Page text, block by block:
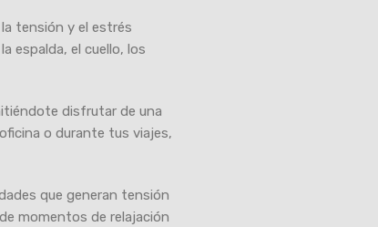
tensión y el estrés
espalda, el cuello, los
disfrutar de una
o durante tus viajes,
que generan tensión
momentos de relajación